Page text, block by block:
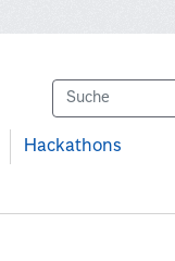
Hackathons